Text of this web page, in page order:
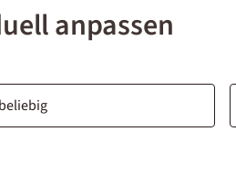
anpassen